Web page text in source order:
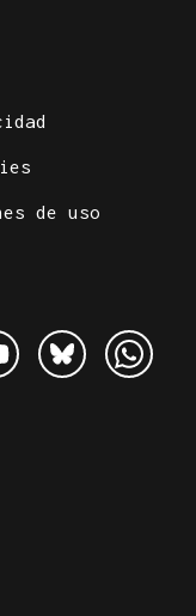
de uso